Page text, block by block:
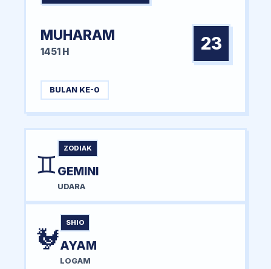
MUHARAM
1451 H 23
BULAN KE-0
♊
ZODIAK
GEMINI
UDARA
🐓
SHIO
AYAM
LOGAM